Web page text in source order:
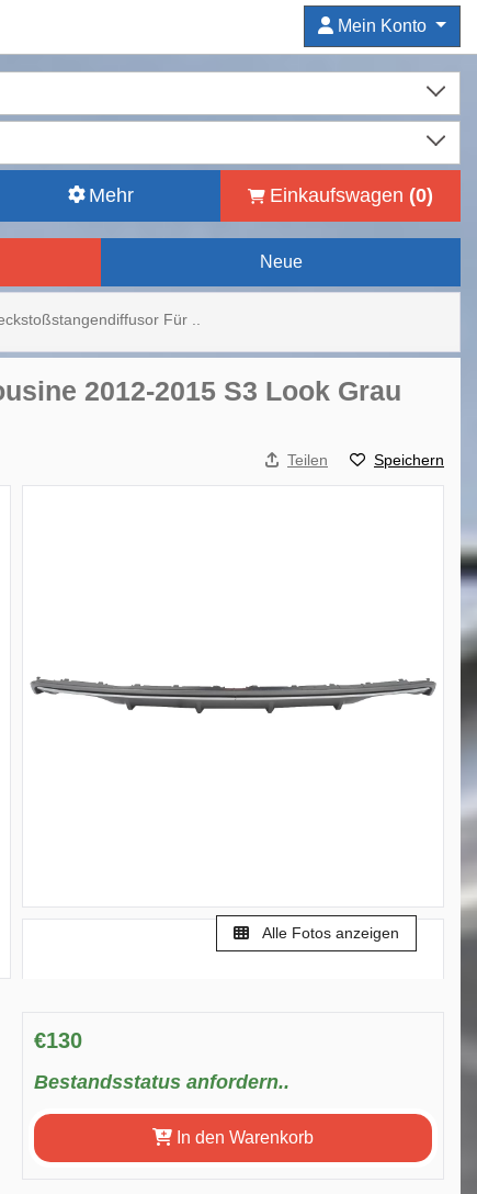
Mein Konto
Mehr Einkaufswagen (0)
Neue
Für ..
2012-2015 S3 Look Grau
Teilen Speichern
Alle Fotos anzeigen
€130
Bestandsstatus anfordern..
In den Warenkorb